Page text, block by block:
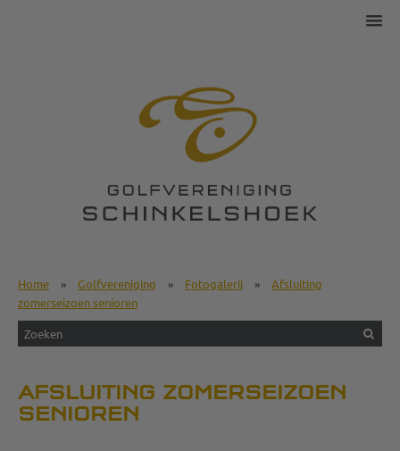
Home » Golfvereniging » Fotogalerij »
Afsluiting
zomerseizoen senioren
AFSLUITING ZOMERSEIZOEN
SENIOREN